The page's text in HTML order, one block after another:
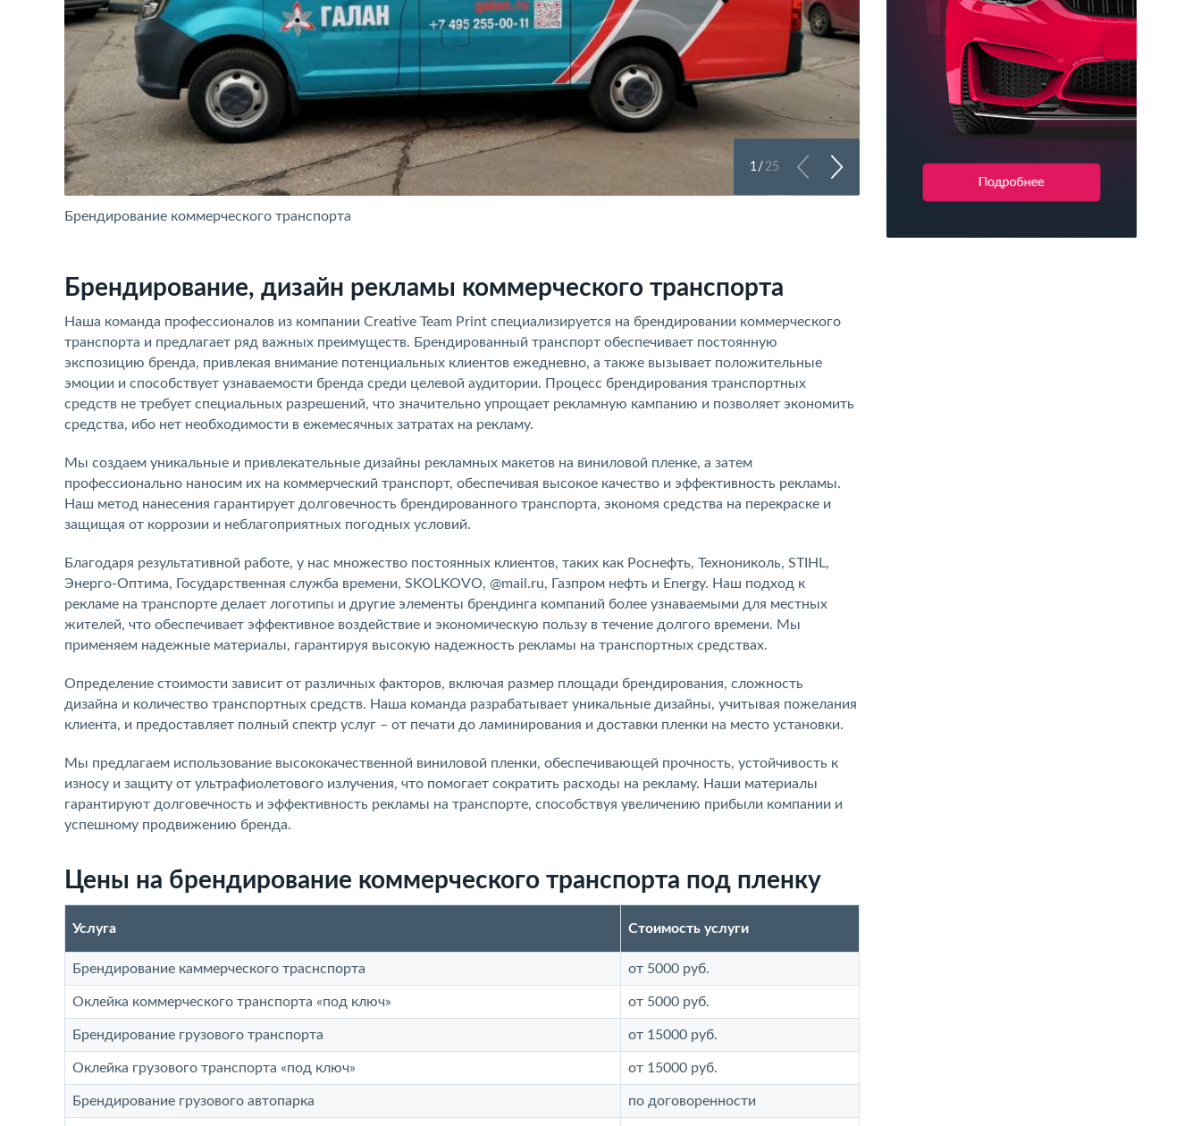
Брендирование коммерческого транспорта
1/25
Брендирование, дизайн рекламы коммерческого транспорта
Наша команда профессионалов из компании Creative Team Print специализируется на брендировании коммерческого
транспорта и предлагает ряд важных преимуществ. Брендированный транспорт обеспечивает постоянную
экспозицию бренда, привлекая внимание потенциальных клиентов ежедневно, а также вызывает положительные
эмоции и способствует узнаваемости бренда среди целевой аудитории. Процесс брендирования транспортных
средств не требует специальных разрешений, что значительно упрощает рекламную кампанию и позволяет экономить
средства, ибо нет необходимости в ежемесячных затратах на рекламу.
Мы создаем уникальные и привлекательные дизайны рекламных макетов на виниловой пленке, а затем
профессионально наносим их на коммерческий транспорт, обеспечивая высокое качество и эффективность рекламы.
Наш метод нанесения гарантирует долговечность брендированного транспорта, экономя средства на перекраске и
защищая от коррозии и неблагоприятных погодных условий.
Благодаря результативной работе, у нас множество постоянных клиентов, таких как Роснефть, Технониколь, STIHL,
Энерго-Оптима, Государственная служба времени, SKOLKOVO, @mail.ru, Газпром нефть и Energy. Наш подход к
рекламе на транспорте делает логотипы и другие элементы брендинга компаний более узнаваемыми для местных
жителей, что обеспечивает эффективное воздействие и экономическую пользу в течение долгого времени. Мы
применяем надежные материалы, гарантируя высокую надежность рекламы на транспортных средствах.
Определение стоимости зависит от различных факторов, включая размер площади брендирования, сложность
дизайна и количество транспортных средств. Наша команда разрабатывает уникальные дизайны, учитывая пожелания
клиента, и предоставляет полный спектр услуг – от печати до ламинирования и доставки пленки на место установки.
Мы предлагаем использование высококачественной виниловой пленки, обеспечивающей прочность, устойчивость к
износу и защиту от ультрафиолетового излучения, что помогает сократить расходы на рекламу. Наши материалы
гарантируют долговечность и эффективность рекламы на транспорте, способствуя увеличению прибыли компании и
успешному продвижению бренда.
Цены на брендирование коммерческого транспорта под пленку
Услуга Стоимость услуги
Брендирование каммерческого траснспорта от 5000 руб.
Оклейка коммерческого транспорта «под ключ» от 5000 руб.
Брендирование грузового транспорта от 15000 руб.
Оклейка грузового транспорта «под ключ» от 15000 руб.
Брендирование грузового автопарка по договоренности